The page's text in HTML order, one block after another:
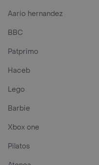
Aario hernandez
BBC
Patprimo
Haceb
Lego
Barbie
Xbox one
Pilatos